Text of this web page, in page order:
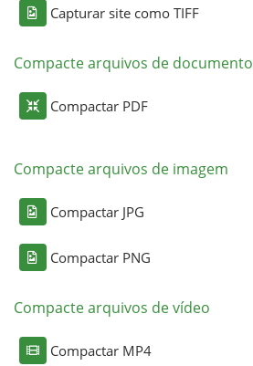
Capturar site como TIFF
Compacte arquivos de documento
Compactar PDF
Compacte arquivos de imagem
Compactar JPG
Compactar PNG
Compacte arquivos de vídeo
Compactar MP4